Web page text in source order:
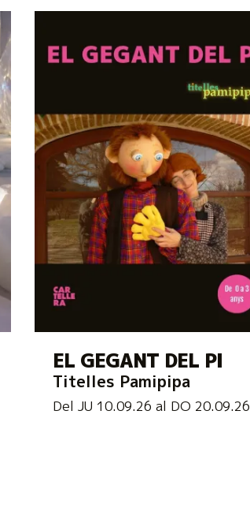
EL GEGANT DEL PI
Titelles Pamipipa
Del JU 10.09.26 al DO 20.09.26